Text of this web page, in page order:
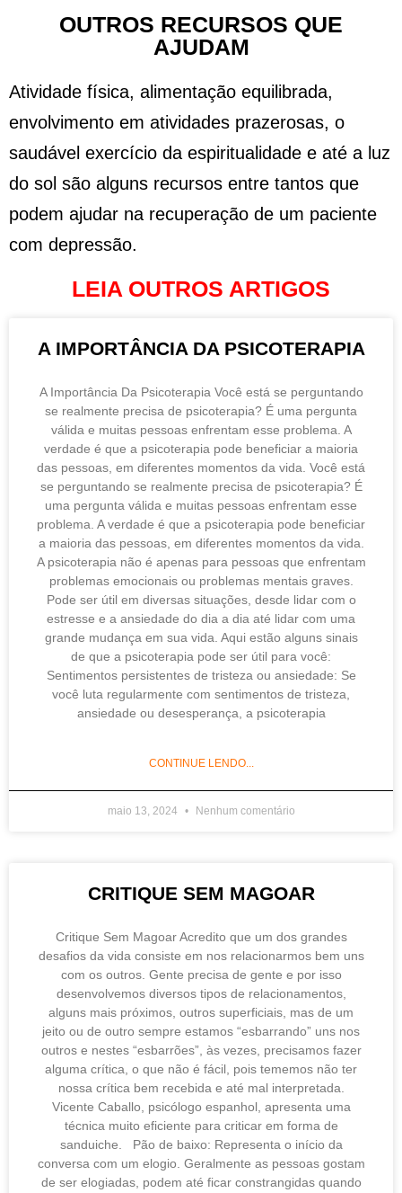
OUTROS RECURSOS QUE
AJUDAM
Atividade física, alimentação equilibrada,
envolvimento em atividades prazerosas, o
saudável exercício da espiritualidade e até a luz
do sol são alguns recursos entre tantos que
podem ajudar na recuperação de um paciente
com depressão.
LEIA OUTROS ARTIGOS
A IMPORTÂNCIA DA PSICOTERAPIA
A Importância Da Psicoterapia Você está se perguntando
se realmente precisa de psicoterapia? É uma pergunta
válida e muitas pessoas enfrentam esse problema. A
verdade é que a psicoterapia pode beneficiar a maioria
das pessoas, em diferentes momentos da vida. Você está
se perguntando se realmente precisa de psicoterapia? É
uma pergunta válida e muitas pessoas enfrentam esse
problema. A verdade é que a psicoterapia pode beneficiar
a maioria das pessoas, em diferentes momentos da vida.
A psicoterapia não é apenas para pessoas que enfrentam
problemas emocionais ou problemas mentais graves.
Pode ser útil em diversas situações, desde lidar com o
estresse e a ansiedade do dia a dia até lidar com uma
grande mudança em sua vida. Aqui estão alguns sinais
de que a psicoterapia pode ser útil para você:
Sentimentos persistentes de tristeza ou ansiedade: Se
você luta regularmente com sentimentos de tristeza,
ansiedade ou desesperança, a psicoterapia
CONTINUE LENDO...
maio 13, 2024 Nenhum comentário
CRITIQUE SEM MAGOAR
Critique Sem Magoar Acredito que um dos grandes
desafios da vida consiste em nos relacionarmos bem uns
com os outros. Gente precisa de gente e por isso
desenvolvemos diversos tipos de relacionamentos,
alguns mais próximos, outros superficiais, mas de um
jeito ou de outro sempre estamos “esbarrando” uns nos
outros e nestes “esbarrões”, às vezes, precisamos fazer
alguma crítica, o que não é fácil, pois tememos não ter
nossa crítica bem recebida e até mal interpretada.
Vicente Caballo, psicólogo espanhol, apresenta uma
técnica muito eficiente para criticar em forma de
sanduiche. Pão de baixo: Representa o início da
conversa com um elogio. Geralmente as pessoas gostam
de ser elogiadas, podem até ficar constrangidas quando